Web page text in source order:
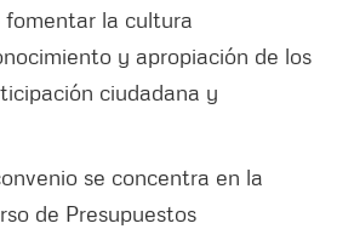
la cultura
y apropiación de los
ciudadana y
se concentra en la
de Presupuestos